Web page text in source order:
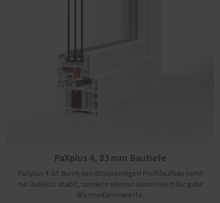
PaXplus 4, 83 mm Bautiefe
PaXplus 4 ist durch den dickwandigen Profilaufbau nicht
nur äußerst stabil, sondern ebenso konstruiert für gute
Wärmedämmwerte.